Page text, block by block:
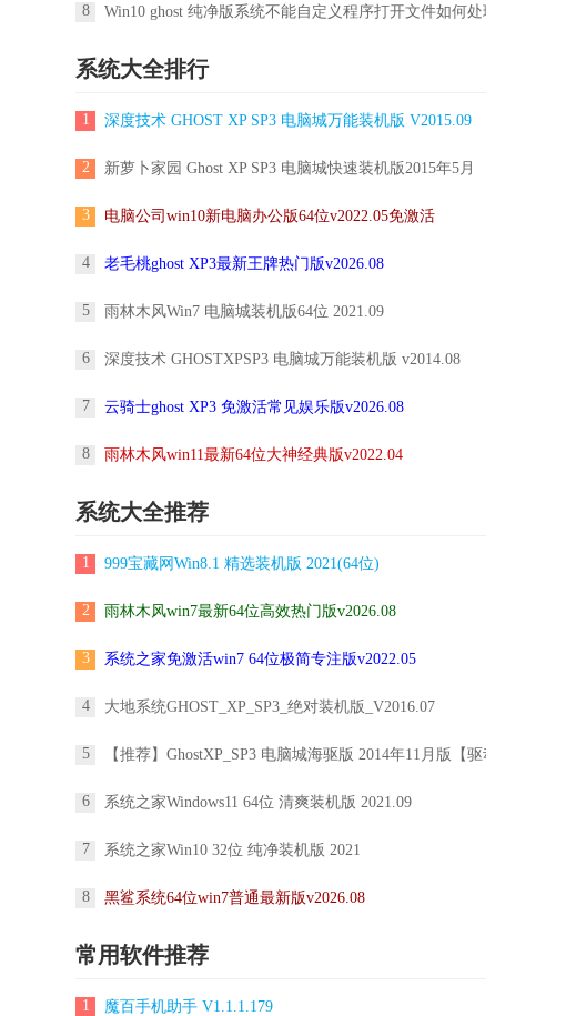
8 Win10 ghost 纯净版系统不能自定义程序打开文件如何处理
系统大全排行
1 深度技术 GHOST XP SP3 电脑城万能装机版 V2015.09
2 新萝卜家园 Ghost XP SP3 电脑城快速装机版2015年5月
3 电脑公司win10新电脑办公版64位v2022.05免激活
4 老毛桃ghost XP3最新王牌热门版v2026.08
5 雨林木风Win7 电脑城装机版64位 2021.09
6 深度技术 GHOSTXPSP3 电脑城万能装机版 v2014.08
7 云骑士ghost XP3 免激活常见娱乐版v2026.08
8 雨林木风win11最新64位大神经典版v2022.04
系统大全推荐
1 999宝藏网Win8.1 精选装机版 2021(64位)
2 雨林木风win7最新64位高效热门版v2026.08
3 系统之家免激活win7 64位极简专注版v2022.05
4 大地系统GHOST_XP_SP3_绝对装机版_V2016.07
5 【推荐】GhostXP_SP3 电脑城海驱版 2014年11月版【驱动增强版】
6 系统之家Windows11 64位 清爽装机版 2021.09
7 系统之家Win10 32位 纯净装机版 2021
8 黑鲨系统64位win7普通最新版v2026.08
常用软件推荐
1 魔百手机助手 V1.1.1.179